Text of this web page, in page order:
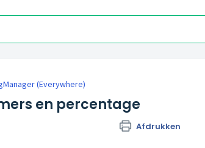
(Everywhere)
en percentage
Afdrukken